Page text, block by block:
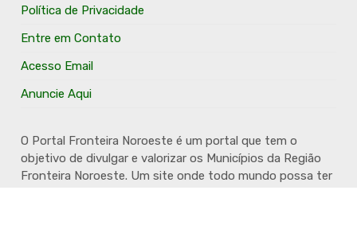
Política de Privacidade
Entre em Contato
Acesso Email
Anuncie Aqui
O Portal Fronteira Noroeste é um portal que tem o
objetivo de divulgar e valorizar os Municípios da Região
Fronteira Noroeste. Um site onde todo mundo possa ter